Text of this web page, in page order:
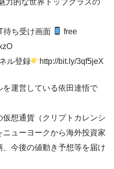
待ち受け画面
free
ル登録
http://bit.ly/3qf5jeX
運営している依田達悟で
想通貨（クリプトカレンシ
ューヨークから海外投資家
今後の値動き予想等を届け